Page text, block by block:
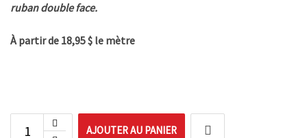
ruban double face.
À partir de 18,95 $ le mètre
AJOUTER AU PANIER